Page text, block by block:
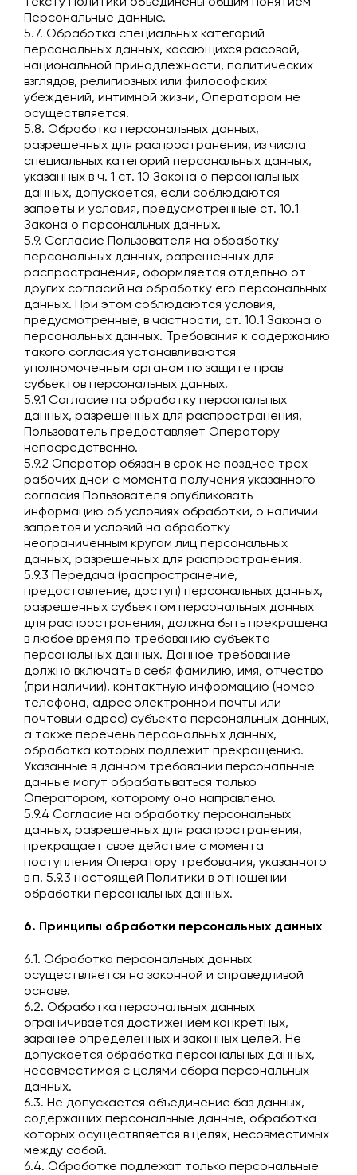
Персональные данные.
5.7. Обработка специальных категорий
персональных данных, касающихся расовой,
национальной принадлежности, политических
взглядов, религиозных или философских
убеждений, интимной жизни, Оператором не
осуществляется.
5.8. Обработка персональных данных,
разрешенных для распространения, из числа
специальных категорий персональных данных,
указанных в ч. 1 ст. 10 Закона о персональных
данных, допускается, если соблюдаются
запреты и условия, предусмотренные ст. 10.1
Закона о персональных данных.
5.9. Согласие Пользователя на обработку
персональных данных, разрешенных для
распространения, оформляется отдельно от
других согласий на обработку его персональных
данных. При этом соблюдаются условия,
предусмотренные, в частности, ст. 10.1 Закона о
персональных данных. Требования к содержанию
такого согласия устанавливаются
уполномоченным органом по защите прав
субъектов персональных данных.
5.9.1 Согласие на обработку персональных
данных, разрешенных для распространения,
Пользователь предоставляет Оператору
непосредственно.
5.9.2 Оператор обязан в срок не позднее трех
рабочих дней с момента получения указанного
согласия Пользователя опубликовать
информацию об условиях обработки, о наличии
запретов и условий на обработку
неограниченным кругом лиц персональных
данных, разрешенных для распространения.
5.9.3 Передача (распространение,
предоставление, доступ) персональных данных,
разрешенных субъектом персональных данных
для распространения, должна быть прекращена
в любое время по требованию субъекта
персональных данных. Данное требование
должно включать в себя фамилию, имя, отчество
(при наличии), контактную информацию (номер
телефона, адрес электронной почты или
почтовый адрес) субъекта персональных данных,
а также перечень персональных данных,
обработка которых подлежит прекращению.
Указанные в данном требовании персональные
данные могут обрабатываться только
Оператором, которому оно направлено.
5.9.4 Согласие на обработку персональных
данных, разрешенных для распространения,
прекращает свое действие с момента
поступления Оператору требования, указанного
в п. 5.9.3 настоящей Политики в отношении
обработки персональных данных.
6. Принципы обработки персональных данных
6.1. Обработка персональных данных
осуществляется на законной и справедливой
основе.
6.2. Обработка персональных данных
ограничивается достижением конкретных,
заранее определенных и законных целей. Не
допускается обработка персональных данных,
несовместимая с целями сбора персональных
данных.
6.3. Не допускается объединение баз данных,
содержащих персональные данные, обработка
которых осуществляется в целях, несовместимых
между собой.
6.4. Обработке подлежат только персональные